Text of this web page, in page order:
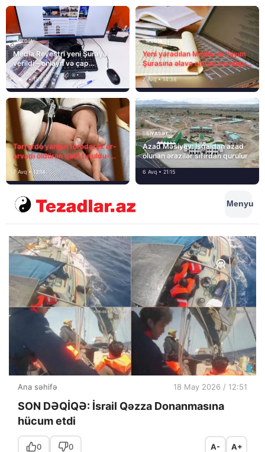
MEDİA
Media Reyestri yeni Şuraya
verildi – onlayn və çap
mediasını nə gözləyir?
7 Avq • 15:14
MEDİA
Yeni yaradılan Media və Yayım
Şurasına əlavə olaraq bu hüquq
və vəzifələr də verilib
7 Avq • 14:38
Tərtərdə yanğın törədərək ər-
arvadı öldürən qatil tutuldu-
SON DƏQİQƏ
7 Avq • 12:14
SIYASƏT
Azad Məsiyev: İşğaldan azad
olunan ərazilər sıfırdan qurulur
6 Avq • 21:15
Menyu
Ana səhifə 18 May 2026 / 12:51
SON DƏQİQƏ: İsrail Qəzza Donanmasına
hücum etdi
0 0 A- A+